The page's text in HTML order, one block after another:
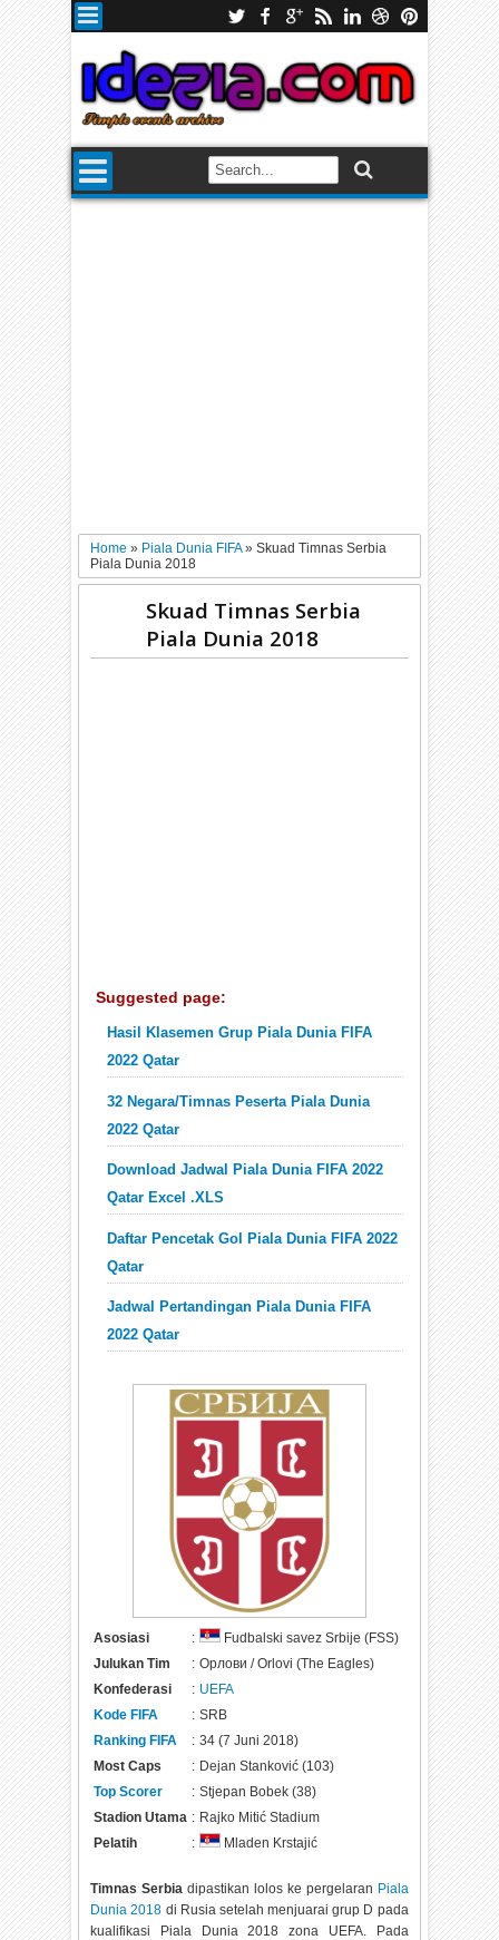
Home» Piala Dunia FIFA»Skuad Timnas Serbia
Piala Dunia 2018
Skuad Timnas Serbia
Piala Dunia 2018
Suggested page:
Hasil Klasemen Grup Piala Dunia FIFA
2022 Qatar
32 Negara/Timnas Peserta Piala Dunia
2022 Qatar
Download Jadwal Piala Dunia FIFA 2022
Qatar Excel .XLS
Daftar Pencetak Gol Piala Dunia FIFA 2022
Qatar
Jadwal Pertandingan Piala Dunia FIFA
2022 Qatar
Asosiasi :
Fudbalski savez Srbije (FSS)
Julukan Tim
: Орлови / Оrlovi (The Eagles)
Konfederasi
: UEFA
Kode FIFA
: SRB
Ranking FIFA
: 34 (7 Juni 2018)
Most Caps
: Dejan Stanković (103)
Top Scorer
: Stjepan Bobek (38)
Stadion Utama : Rajko Mitić Stadium
Pelatih
: Mladen Krstajić
Timnas Serbia dipastikan lolos ke pergelaran Piala
Dunia 2018 di Rusia setelah menjuarai grup D pada
kualifikasi Piala Dunia 2018 zona UEFA. Pada